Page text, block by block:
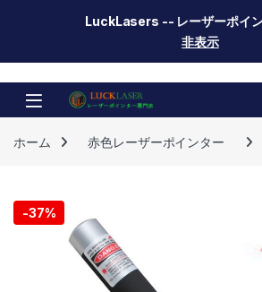
LuckLasers -- レーザーポイ
非表示
Skip to navigation
Skip to content
ホーム 赤色レーザーポインター
-37%